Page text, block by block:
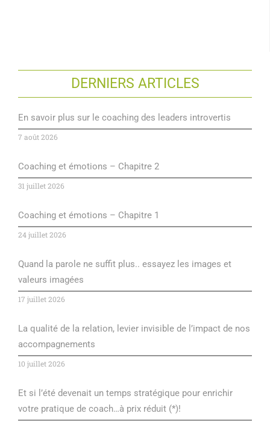
DERNIERS ARTICLES
En savoir plus sur le coaching des leaders introvertis
7 août 2026
Coaching et émotions – Chapitre 2
31 juillet 2026
Coaching et émotions – Chapitre 1
24 juillet 2026
Quand la parole ne suffit plus.. essayez les images et
valeurs imagées
17 juillet 2026
La qualité de la relation, levier invisible de l’impact de nos
accompagnements
10 juillet 2026
Et si l’été devenait un temps stratégique pour enrichir
votre pratique de coach…à prix réduit (*)!